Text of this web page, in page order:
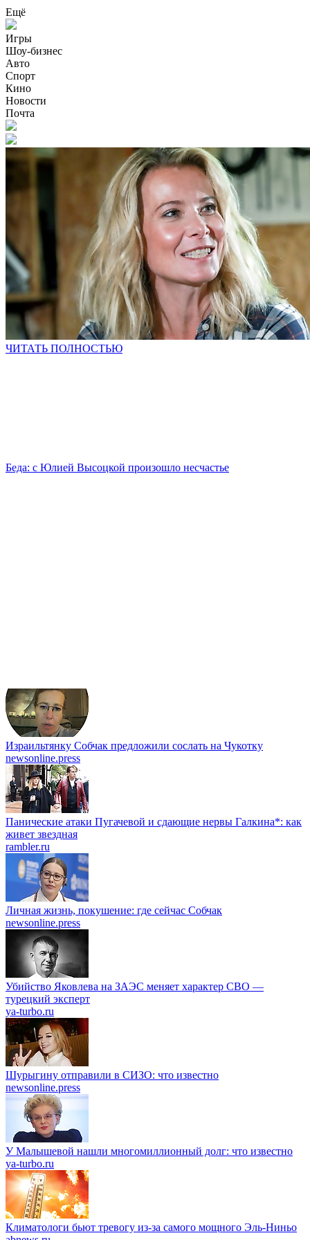
Ещё
Игры
Шоу-бизнес
Авто
Спорт
Кино
Новости
Почта
ЧИТАТЬ ПОЛНОСТЬЮ
Беда: с Юлией Высоцкой произошло несчастье
Израильтянку Собчак предложили сослать на Чукотку
newsonline.press
Панические атаки Пугачевой и сдающие нервы Галкина*: как
живет звездная
rambler.ru
Личная жизнь, покушение: где сейчас Собчак
newsonline.press
Убийство Яковлева на ЗАЭС меняет характер СВО —
турецкий эксперт
ya-turbo.ru
Шурыгину отправили в СИЗО: что известно
newsonline.press
У Малышевой нашли многомиллионный долг: что известно
ya-turbo.ru
Климатологи бьют тревогу из-за самого мощного Эль-Ниньо